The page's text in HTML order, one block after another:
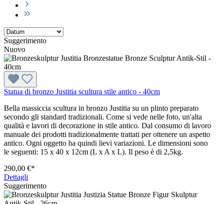
Suggerimento
Nuovo
Statua di bronzo Justitia scultura stile antico - 40cm
Bella massiccia scultura in bronzo Justitia su un plinto preparato
secondo gli standard tradizionali. Come si vede nelle foto, un'alta
qualità e lavori di decorazione in stile antico. Dal consumo di lavoro
manuale dei prodotti tradizionalmente trattati per ottenere un aspetto
antico. Ogni oggetto ha quindi lievi variazioni. Le dimensioni sono
le seguenti: 15 x 40 x 12cm (L x A x L). Il peso è di 2,5kg.
290,00 €*
Dettagli
Suggerimento